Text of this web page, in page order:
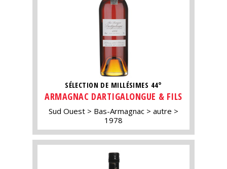
SÉLECTION DE MILLÉSIMES 44°
ARMAGNAC DARTIGALONGUE & FILS
Sud Ouest Bas-Armagnac
autre
1978